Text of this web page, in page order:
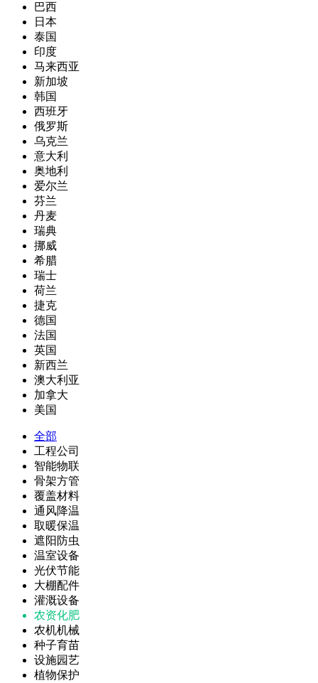
巴西
日本
泰国
印度
马来西亚
新加坡
韩国
西班牙
俄罗斯
乌克兰
意大利
奥地利
爱尔兰
芬兰
丹麦
瑞典
挪威
希腊
瑞士
荷兰
捷克
德国
法国
英国
新西兰
澳大利亚
加拿大
美国
全部
工程公司
智能物联
骨架方管
覆盖材料
通风降温
取暖保温
遮阳防虫
温室设备
光伏节能
大棚配件
灌溉设备
农资化肥
农机机械
种子育苗
设施园艺
植物保护